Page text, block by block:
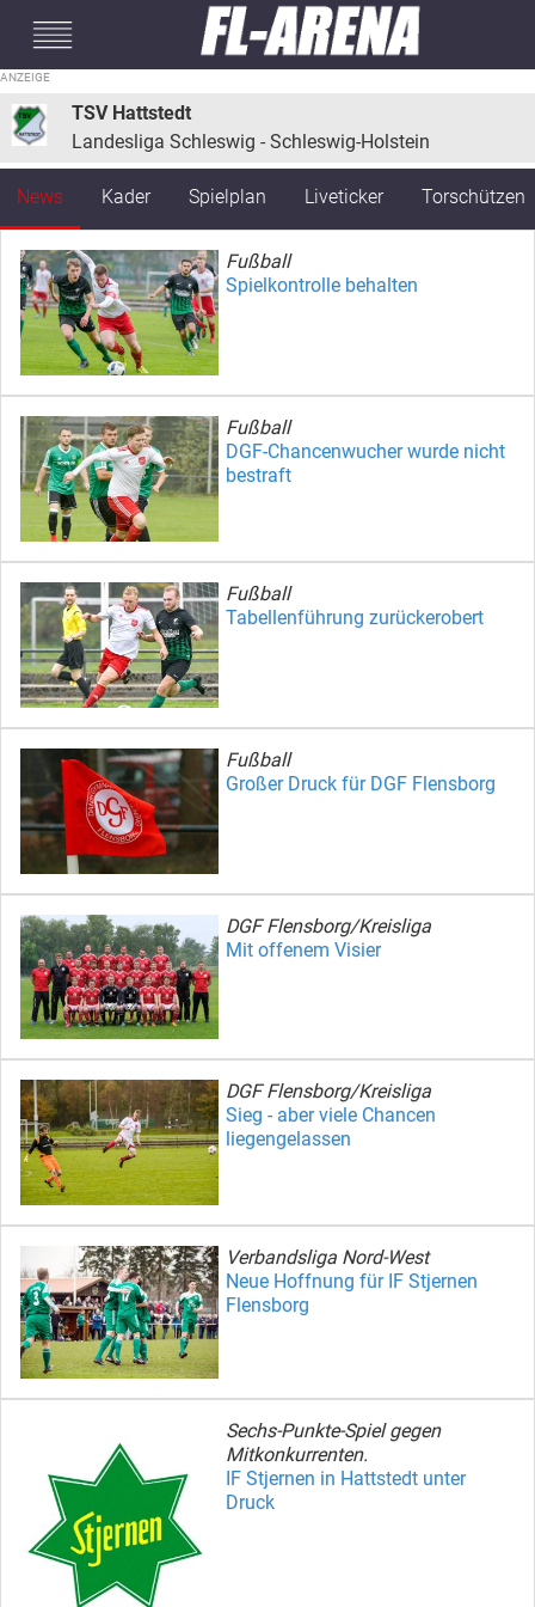
TSV Hattstedt
Landesliga Schleswig - Schleswig-Holstein
News Kader Spielplan Liveticker Torschützen
Fußball
Spielkontrolle behalten
Fußball
DGF-Chancenwucher wurde nicht
bestraft
Fußball
Tabellenführung zurückerobert
Fußball
Großer Druck für DGF Flensborg
DGF Flensborg/Kreisliga
Mit offenem Visier
DGF Flensborg/Kreisliga
Sieg - aber viele Chancen
liegengelassen
Verbandsliga Nord-West
Neue Hoffnung für IF Stjernen
Flensborg
Sechs-Punkte-Spiel gegen
Mitkonkurrenten.
IF Stjernen in Hattstedt unter
Druck